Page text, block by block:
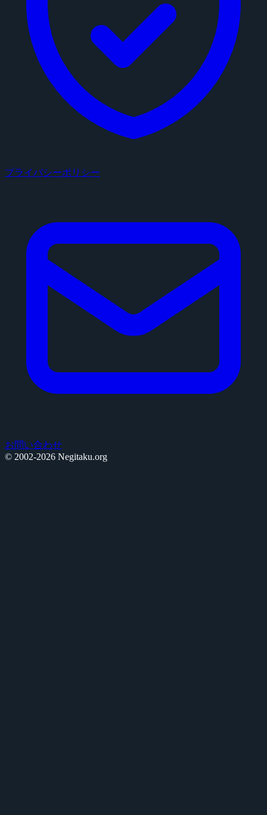
プライバシーポリシー
お問い合わせ
© 2002-2026 Negitaku.org